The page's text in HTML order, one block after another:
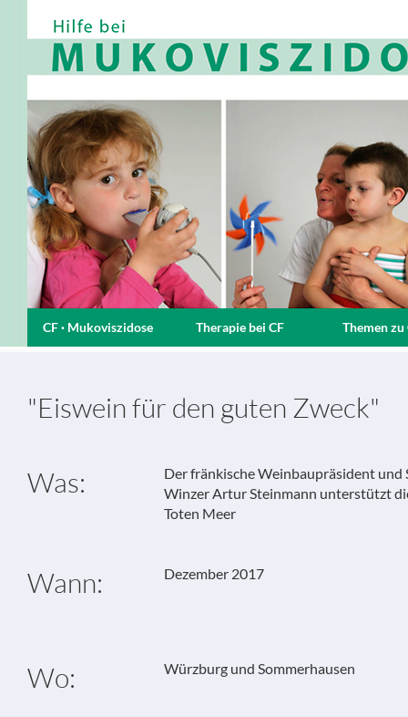
CF · Mukoviszidose Therapie bei CF Themen zu
"Eiswein für den guten Zweck"
Was:
Der fränkische Weinbaupräsident und
Winzer Artur Steinmann unterstützt
Toten Meer
Wann: Dezember 2017
Wo: Würzburg und Sommerhausen